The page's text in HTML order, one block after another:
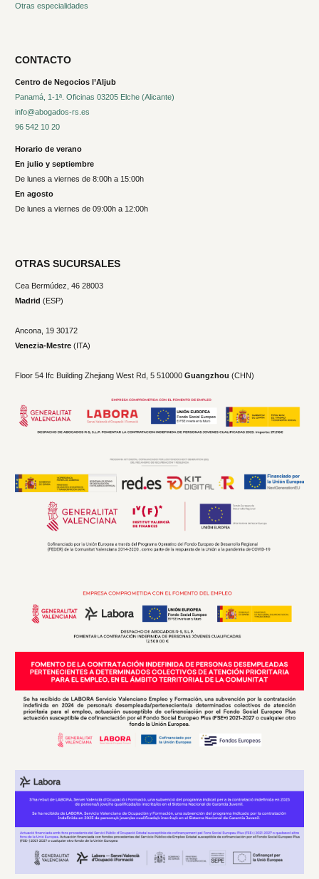
Otras especialidades
CONTACTO
Centro de Negocios l’Aljub
Panamá, 1-1ª. Oficinas 03205 Elche (Alicante)
info@abogados-rs.es
96 542 10 20
Horario de verano
En julio y septiembre
De lunes a viernes de 8:00h a 15:00h
En agosto
De lunes a viernes de 09:00h a 12:00h
OTRAS SUCURSALES
Cea Bermúdez, 46 28003
Madrid (ESP)
Ancona, 19 30172
Venezia-Mestre (ITA)
Floor 54 Ifc Building Zhejiang West Rd, 5 510000 Guangzhou (CHN)